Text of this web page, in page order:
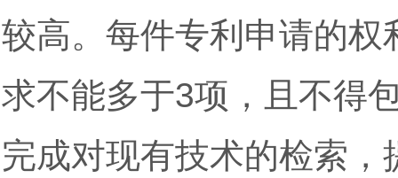
较高。每件专利申请的
求不能多于3项，且不得
完成对现有技术的检索